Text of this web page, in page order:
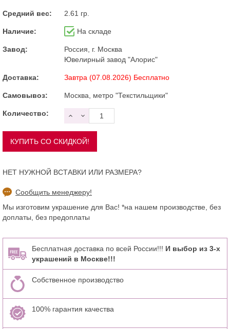
Средний вес: 2.61 гр.
Наличие: На складе
Завод:
Россия, г. Москва
Ювелирный завод "Алорис"
Доставка: Завтра (07.08.2026) Бесплатно
Самовывоз: Москва, метро "Текстильщики"
Количество:
НЕТ НУЖНОЙ ВСТАВКИ ИЛИ РАЗМЕРА?
Сообщить менеджеру!
Мы изготовим украшение для Вас! *на нашем производстве, без
доплаты, без предоплаты
Бесплатная доставка по всей России!!! И выбор из 3-х
украшений в Москве!!!
Собственное производство
100% гарантия качества